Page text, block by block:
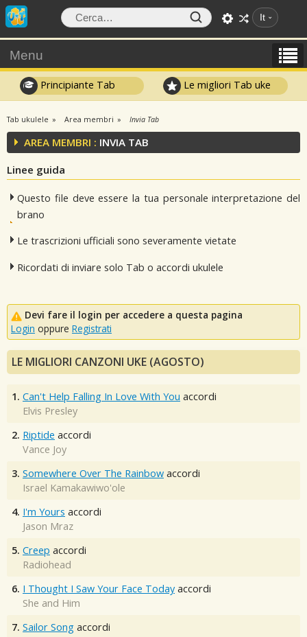
It
Menu
Principiante Tab Le migliori Tab uke
Tab ukulele Area membri Invia Tab
AREA MEMBRI : INVIA TAB
Linee guida
Questo file deve essere la tua personale interpretazione del
brano
Le trascrizioni ufficiali sono severamente vietate
Ricordati di inviare solo Tab o accordi ukulele
Devi fare il login per accedere a questa pagina
Login oppure Registrati
LE MIGLIORI CANZONI UKE (AGOSTO)
1. Can't Help Falling In Love With You accordi
Elvis Presley
2. Riptide accordi
Vance Joy
3. Somewhere Over The Rainbow accordi
Israel Kamakawiwo'ole
4. I'm Yours accordi
Jason Mraz
5. Creep accordi
Radiohead
6. I Thought I Saw Your Face Today accordi
She and Him
7. Sailor Song accordi